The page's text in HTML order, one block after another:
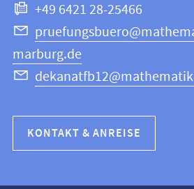
+49 6421 28-25466
marburg.de
KONTAKT & ANREISE